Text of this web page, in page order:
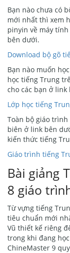
Bạn nào chưa có
mới nhất thì xem
pinyin về máy
bên dưới.
Download bộ gõ
Bạn nào muốn
học tiếng Trung
cho các bạn ở link
Lớp học tiếng
Toàn bộ giáo
biên ở link bên
kiến thức tiếng
Giáo trình tiếng
Bài giảng
8 giáo
Từ vựng tiếng
tiêu chuẩn mới
Vũ thiết kế riêng
trong khi đang
ChineMaster 9